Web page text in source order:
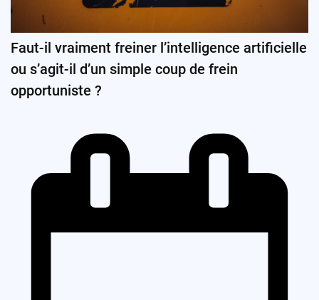
Faut-il vraiment freiner l’intelligence artificielle
ou s’agit-il d’un simple coup de frein
opportuniste ?